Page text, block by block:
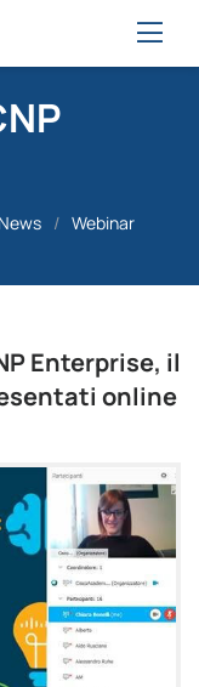
News / Webinar
Enterprise, il
online